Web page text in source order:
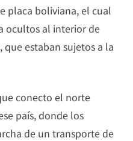
placa boliviana, el cual
ocultos al interior de
estaban sujetos a la
conecto el norte
país, donde los
de un transporte de